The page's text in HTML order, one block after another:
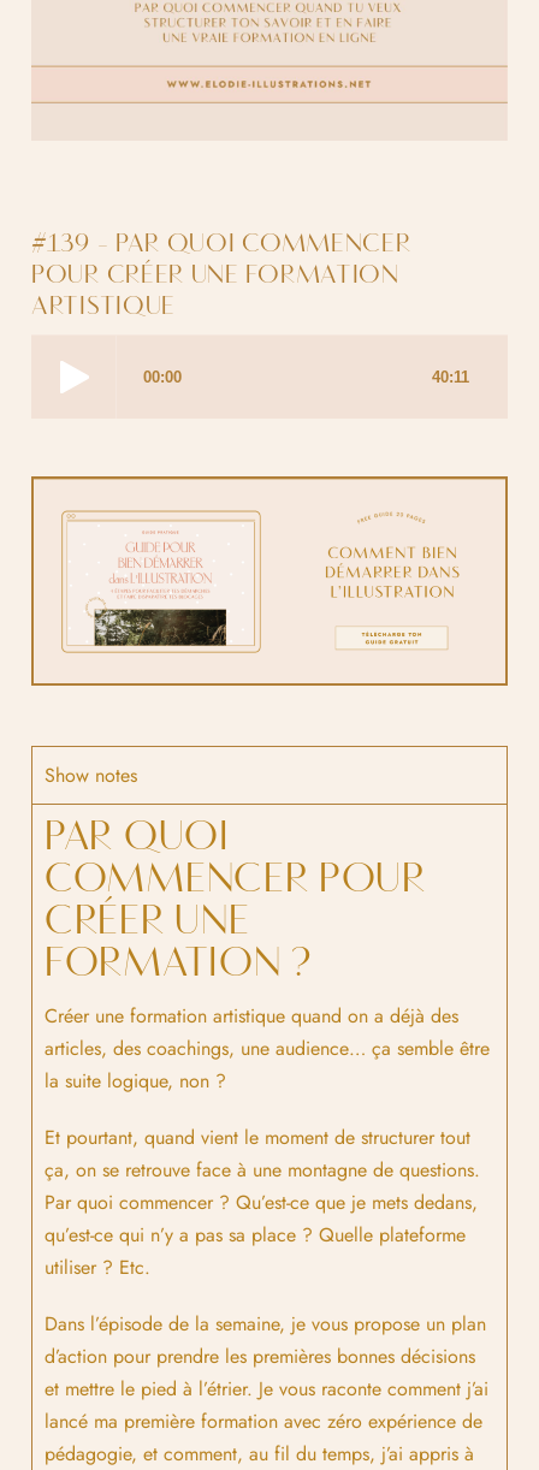
#139 - PAR QUOI COMMENCER
POUR CRÉER UNE FORMATION
ARTISTIQUE
Show notes
PAR QUOI
COMMENCER POUR
CRÉER UNE
FORMATION ?
Créer une formation artistique quand on a déjà des
articles, des coachings, une audience… ça semble être
la suite logique, non ?
Et pourtant, quand vient le moment de structurer tout
ça, on se retrouve face à une montagne de questions.
Par quoi commencer ? Qu’est-ce que je mets dedans,
qu’est-ce qui n’y a pas sa place ? Quelle plateforme
utiliser ? Etc.
Dans l’épisode de la semaine, je vous propose un plan
d’action pour prendre les premières bonnes décisions
et mettre le pied à l’étrier. Je vous raconte comment j’ai
lancé ma première formation avec zéro expérience de
pédagogie, et comment, au fil du temps, j’ai appris à